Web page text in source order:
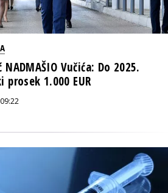
Vučića: Do 2025.
prosek 1.000 EUR